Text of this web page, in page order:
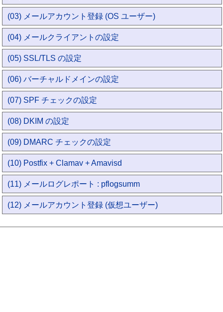
(03) メールアカウント登録 (OS ユーザー)
(04) メールクライアントの設定
(05) SSL/TLS の設定
(06) バーチャルドメインの設定
(07) SPF チェックの設定
(08) DKIM の設定
(09) DMARC チェックの設定
(10) Postfix + Clamav + Amavisd
(11) メールログレポート : pflogsumm
(12) メールアカウント登録 (仮想ユーザー)